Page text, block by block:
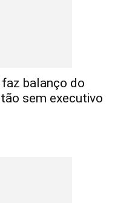
balanço do
sem executivo